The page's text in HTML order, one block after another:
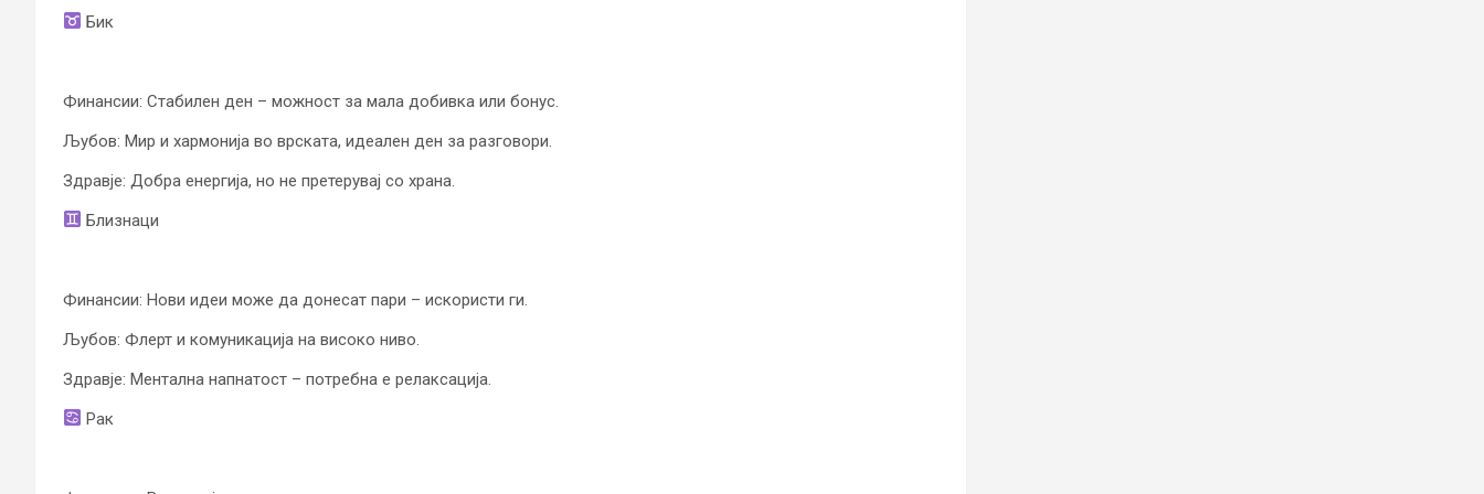
Бик
Финансии: Стабилен ден – можност за мала добивка или бонус.
Љубов: Мир и хармонија во врската, идеален ден за разговори.
Здравје: Добра енергија, но не претерувај со храна.
Близнаци
Финансии: Нови идеи може да донесат пари – искористи ги.
Љубов: Флерт и комуникација на високо ниво.
Здравје: Ментална напнатост – потребна е релаксација.
Рак